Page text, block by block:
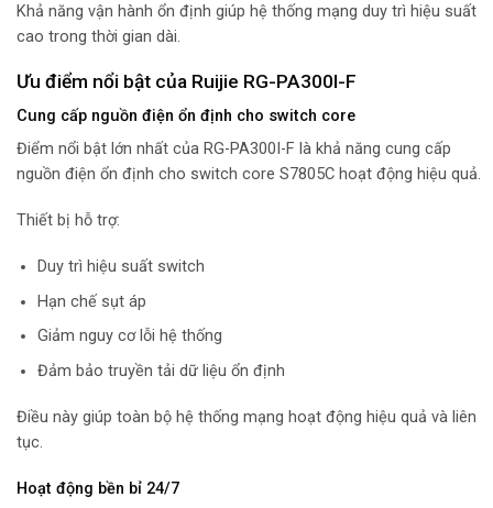
Khả năng vận hành ổn định giúp hệ thống mạng duy trì hiệu suất
cao trong thời gian dài.
Ưu điểm nổi bật của Ruijie RG-PA300I-F
Cung cấp nguồn điện ổn định cho switch core
Điểm nổi bật lớn nhất của RG-PA300I-F là khả năng cung cấp
nguồn điện ổn định cho switch core S7805C hoạt động hiệu quả.
Thiết bị hỗ trợ:
Duy trì hiệu suất switch
Hạn chế sụt áp
Giảm nguy cơ lỗi hệ thống
Đảm bảo truyền tải dữ liệu ổn định
Điều này giúp toàn bộ hệ thống mạng hoạt động hiệu quả và liên
tục.
Hoạt động bền bỉ 24/7